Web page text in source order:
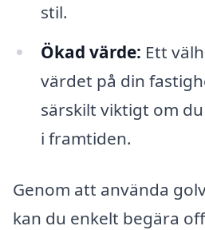
stil.
Ökad värde: Ett
värdet på din
särskilt viktigt om
i framtiden.
Genom att använda
kan du enkelt begära